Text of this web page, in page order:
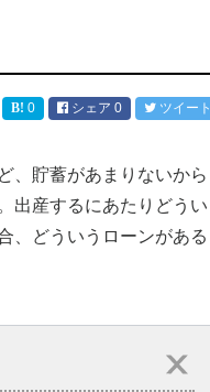
0 シェア 0 ツイート
、貯蓄があまりないから
出産するにあたりどうい
、どういうローンがある